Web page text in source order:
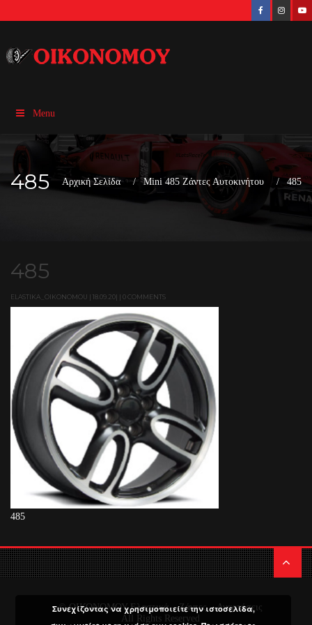
Menu
485 Αρχική Σελίδα Mini 485 Ζάντες Αυτοκινήτου 485
485
ELASTIKA_OIKONOMOU | 18.09.20| | 0 COMMENTS
485
© ΟΙΚΟΝΟΜΟΥ Ελαστικά – Ζάντες – Αναρτήσεις
All Rights Reserved
Συνεχίζοντας να χρησιμοποιείτε την ιστοσελίδα,